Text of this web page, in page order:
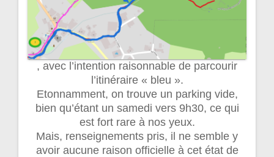
, avec l’intention raisonnable de parcourir
l’itinéraire « bleu ».
Etonnamment, on trouve un parking vide,
bien qu’étant un samedi vers 9h30, ce qui
est fort rare à nos yeux.
Mais, renseignements pris, il ne semble y
avoir aucune raison officielle à cet état de